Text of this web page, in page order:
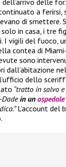
a ferirsi,
di smettere.
in casa, i tre
I vigili del fuoco,
contea di
sono
dall’abitazione
dello
“tratto in salvo
in un ospedale
L’account del